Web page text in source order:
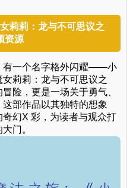
莉莉：龙与不可思议之
资源
有一个名字格外闪耀——小
莉莉：龙与不可思议之
险，更是一场关于勇气、
部作品以其独特的想象
幻X 彩，为读者与观众打
门。